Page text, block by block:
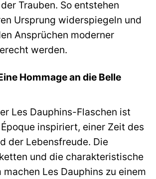
Trauben. So entstehen
Ursprung widerspiegeln und
Ansprüchen moderner
werden.
Hommage an die Belle
Les Dauphins-Flaschen ist
inspiriert, einer Zeit des
der Lebensfreude. Die
und die charakteristische
machen Les Dauphins zu einem